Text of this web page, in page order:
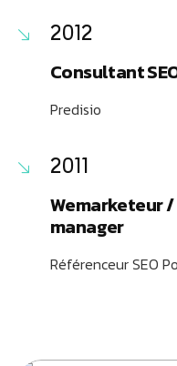
2012
Consultant
Predisio
2011
Wemarketeur
manager
Référenceur SEO